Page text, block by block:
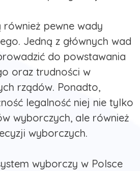
również pewne wady
Jedną z głównych wad
do powstawania
oraz trudności w
rządów. Ponadto,
legalność niej nie tylko
wyborczych, ale również
wyborczych.
wyborczy w Polsce